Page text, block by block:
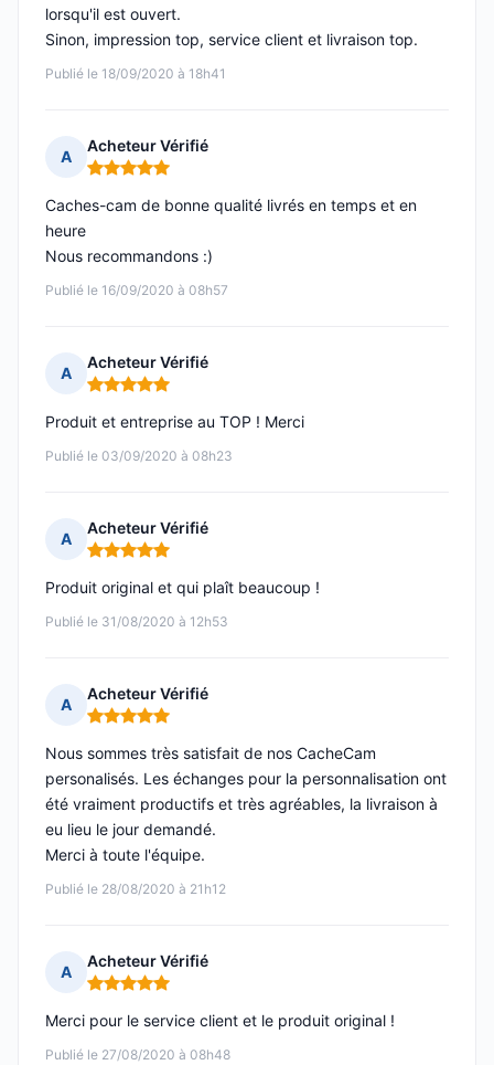
Publié le 18/09/2020 à 18h41
lorsqu'il est ouvert.
Sinon, impression top, service client et livraison top.
A
Acheteur Vérifié
Note : 5 sur 5
Publié le 16/09/2020 à 08h57
Caches-cam de bonne qualité livrés en temps et en
heure
Nous recommandons :)
A
Acheteur Vérifié
Note : 5 sur 5
Publié le 03/09/2020 à 08h23
Produit et entreprise au TOP ! Merci
A
Acheteur Vérifié
Note : 5 sur 5
Publié le 31/08/2020 à 12h53
Produit original et qui plaît beaucoup !
A
Acheteur Vérifié
Note : 5 sur 5
Publié le 28/08/2020 à 21h12
Nous sommes très satisfait de nos CacheCam
personalisés. Les échanges pour la personnalisation ont
été vraiment productifs et très agréables, la livraison à
eu lieu le jour demandé.
Merci à toute l'équipe.
A
Acheteur Vérifié
Note : 5 sur 5
Publié le 27/08/2020 à 08h48
Merci pour le service client et le produit original !